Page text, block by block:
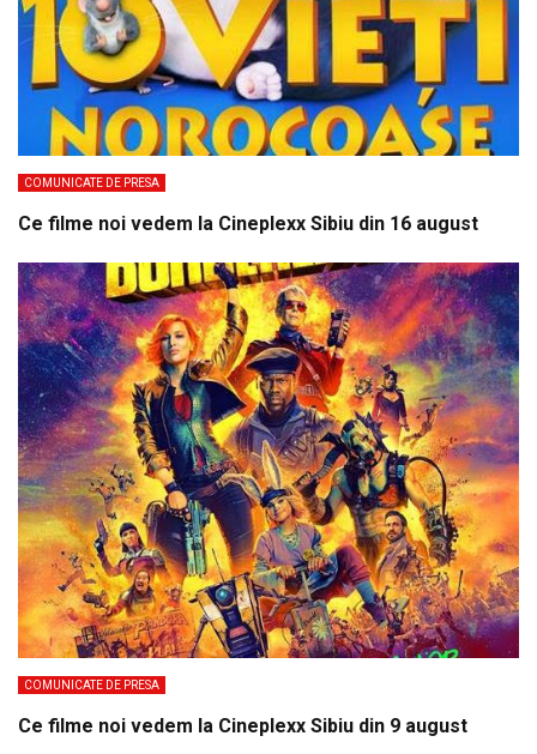
COMUNICATE DE PRESA
Ce filme noi vedem la Cineplexx Sibiu din 16 august
COMUNICATE DE PRESA
Ce filme noi vedem la Cineplexx Sibiu din 9 august